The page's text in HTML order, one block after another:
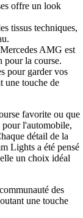
offre un look
tissus techniques,
AMG est
pour la course.
pour garder vos
une touche de
favorite ou que
pour l'automobile,
détail de la
Lights a été pensé
un choix idéal
des
une touche